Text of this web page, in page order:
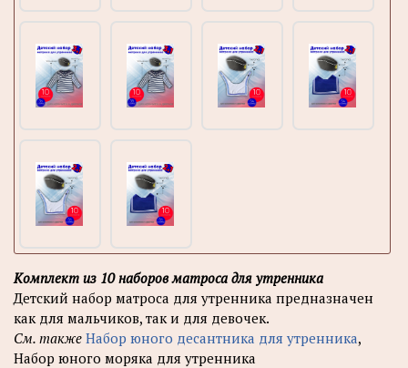
Комплект из 10 наборов матроса для утренника
Детский набор матроса для утренника предназначен
как для мальчиков, так и для девочек.
См. также Набор юного десантника для утренника,
Набор юного моряка для утренника